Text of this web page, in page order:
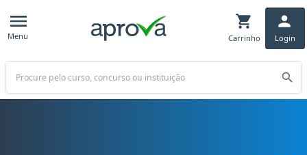
Menu Carrinho Login
Buscar